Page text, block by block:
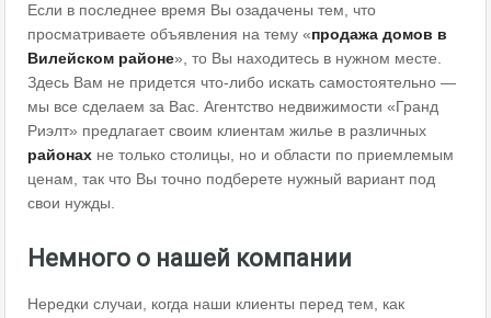
Если в последнее время Вы озадачены тем, что
просматриваете объявления на тему «продажа домов в
Вилейском районе», то Вы находитесь в нужном месте.
Здесь Вам не придется что-либо искать самостоятельно —
мы все сделаем за Вас. Агентство недвижимости «Гранд
Риэлт» предлагает своим клиентам жилье в различных
районах не только столицы, но и области по приемлемым
ценам, так что Вы точно подберете нужный вариант под
свои нужды.
Немного о нашей компании
Нередки случаи, когда наши клиенты перед тем, как